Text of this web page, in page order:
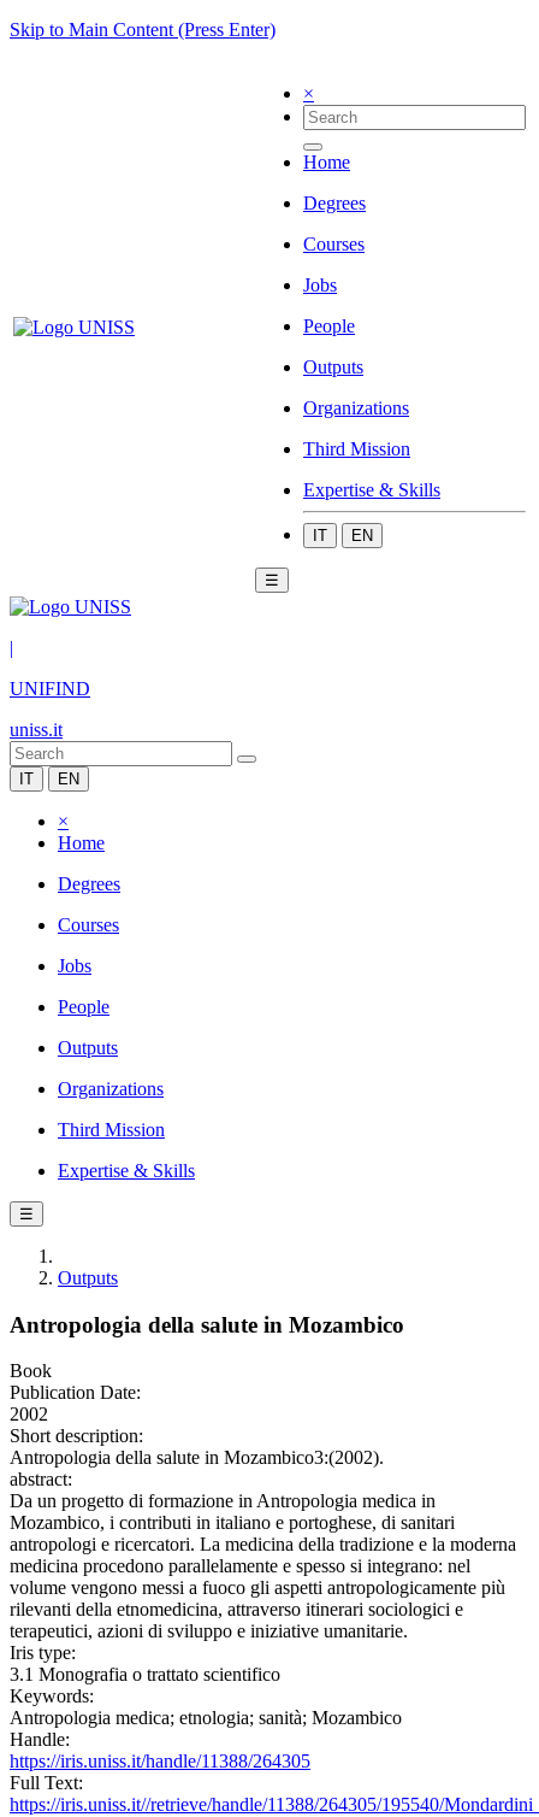
Skip to Main Content (Press Enter)
×
Home
Degrees
Courses
Jobs
People
Outputs
Organizations
Third Mission
Expertise & Skills
IT EN
☰
|
UNIFIND
uniss.it
IT EN
×
Home
Degrees
Courses
Jobs
People
Outputs
Organizations
Third Mission
Expertise & Skills
☰
Outputs
Antropologia della salute in Mozambico
Book
Publication Date:
2002
Short description:
Antropologia della salute in Mozambico3:(2002).
abstract:
Da un progetto di formazione in Antropologia medica in
Mozambico, i contributi in italiano e portoghese, di sanitari
antropologi e ricercatori. La medicina della tradizione e la moderna
medicina procedono parallelamente e spesso si integrano: nel
volume vengono messi a fuoco gli aspetti antropologicamente più
rilevanti della etnomedicina, attraverso itinerari sociologici e
terapeutici, azioni di sviluppo e iniziative umanitarie.
Iris type:
3.1 Monografia o trattato scientifico
Keywords:
Antropologia medica; etnologia; sanità; Mozambico
Handle:
https://iris.uniss.it/handle/11388/264305
Full Text:
https://iris.uniss.it//retrieve/handle/11388/264305/195540/